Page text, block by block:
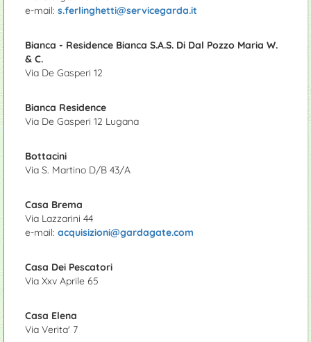
e-mail: s.ferlinghetti@servicegarda.it
Bianca - Residence Bianca S.A.S. Di Dal Pozzo Maria W.
& C.
Via De Gasperi 12
Bianca Residence
Via De Gasperi 12 Lugana
Bottacini
Via S. Martino D/B 43/A
Casa Brema
Via Lazzarini 44
e-mail: acquisizioni@gardagate.com
Casa Dei Pescatori
Via Xxv Aprile 65
Casa Elena
Via Verita' 7